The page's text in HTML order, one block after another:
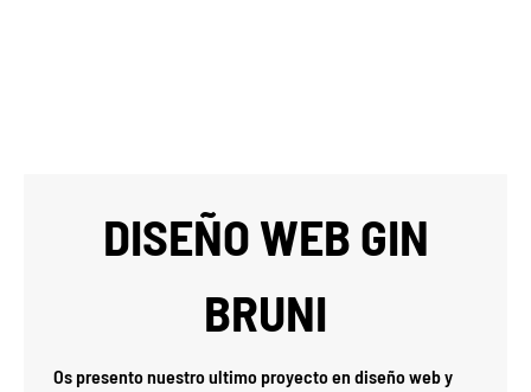
DISEÑO WEB GIN
BRUNI
Os presento nuestro ultimo proyecto en diseño web y